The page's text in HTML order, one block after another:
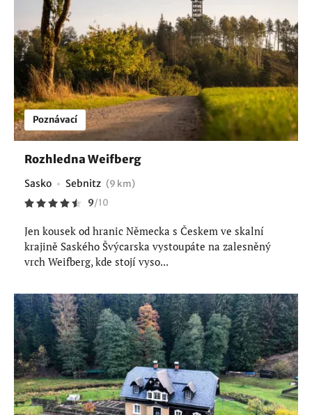
Poznávací
Rozhledna Weifberg
Sasko Sebnitz (9 km)
9/10
Jen kousek od hranic Německa s Českem ve skalní
krajině Saského Švýcarska vystoupáte na zalesněný
vrch Weifberg, kde stojí vyso...